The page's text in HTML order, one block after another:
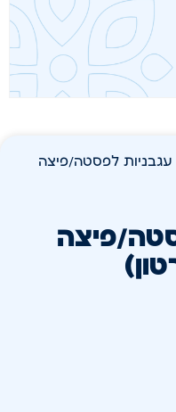
לפסטה/פיצה
פיצה